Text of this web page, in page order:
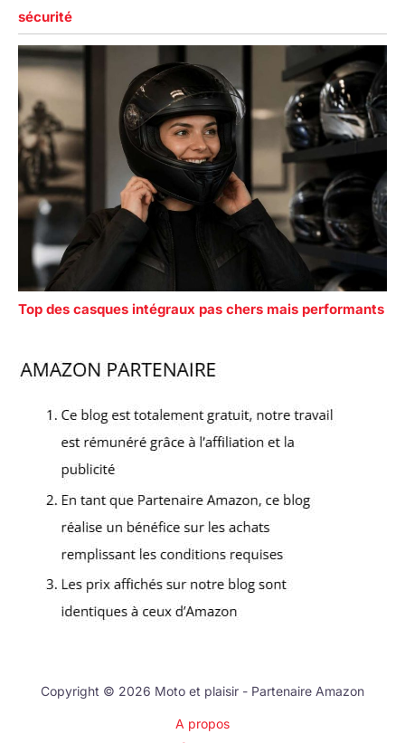
sécurité
Top des casques intégraux pas chers mais performants
Copyright © 2026 Moto et plaisir - Partenaire Amazon
A propos